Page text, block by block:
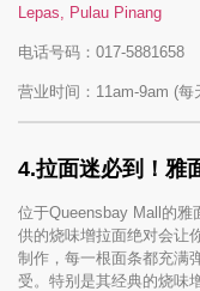
Lepas, Pulau Pinang
电话号码：017-5881658
营业时间：11am-9am (每
4.拉面迷必到！雅
位于Queensbay Mall的雅
供的烧味增拉面绝对会让
制作，每一根面条都充满
受。特别是其经典的烧味